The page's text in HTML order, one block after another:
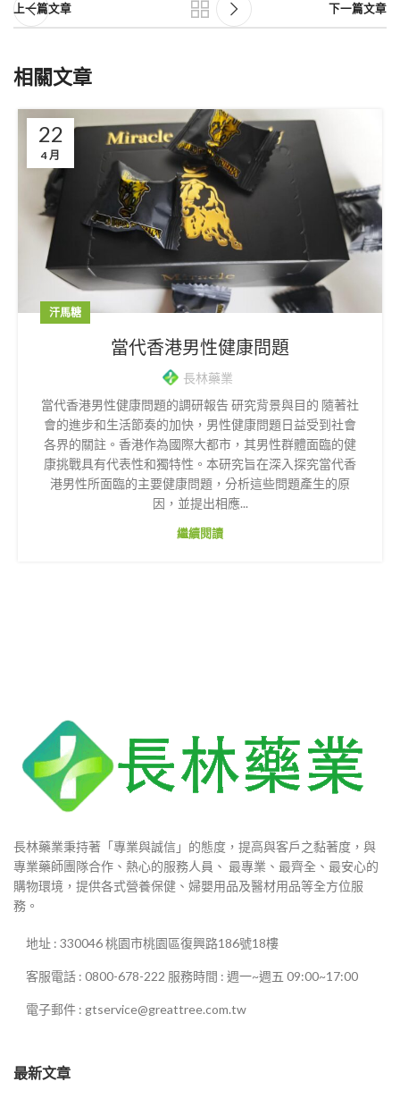
上一篇文章 下一篇文章
相關文章
22
4 月
汗馬糖
當代香港男性健康問題
長林藥業
當代香港男性健康問題的調研報告 研究背景與目的 隨著社
會的進步和生活節奏的加快，男性健康問題日益受到社會
各界的關註。香港作為國際大都市，其男性群體面臨的健
康挑戰具有代表性和獨特性。本研究旨在深入探究當代香
港男性所面臨的主要健康問題，分析這些問題產生的原
因，並提出相應...
繼續閱讀
長林藥業秉持著「專業與誠信」的態度，提高與客戶之黏著度，與
專業藥師團隊合作、熱心的服務人員、 最專業、最齊全、最安心的
購物環境，提供各式營養保健、婦嬰用品及醫材用品等全方位服
務。
地址 : 330046 桃園市桃園區復興路186號18樓
客服電話 : 0800-678-222 服務時間 : 週一~週五 09:00~17:00
電子郵件 : gtservice@greattree.com.tw
最新文章